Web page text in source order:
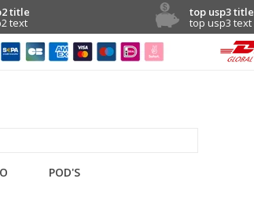
title
text
top usp3 title
top usp3 text
POD'S